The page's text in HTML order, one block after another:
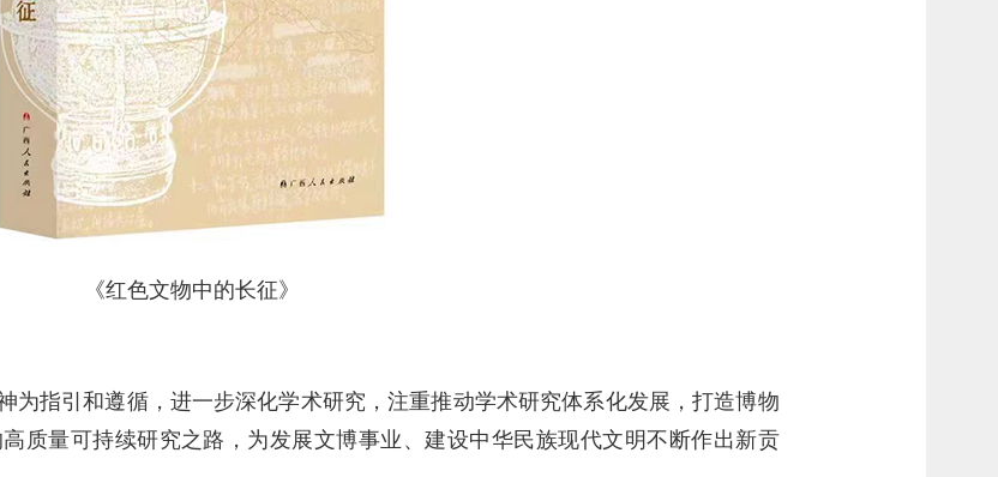
《红色文物中的长征》
为指引和遵循，进一步深化学术研究，注重推动学术研究体系化发展，打造博物
质量可持续研究之路，为发展文博事业、建设中华民族现代文明不断作出新贡